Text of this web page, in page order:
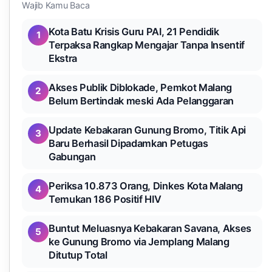
Wajib Kamu Baca
1
Kota Batu Krisis Guru PAI, 21 Pendidik
Terpaksa Rangkap Mengajar Tanpa Insentif
Ekstra
2
Akses Publik Diblokade, Pemkot Malang
Belum Bertindak meski Ada Pelanggaran
3
Update Kebakaran Gunung Bromo, Titik Api
Baru Berhasil Dipadamkan Petugas
Gabungan
4
Periksa 10.873 Orang, Dinkes Kota Malang
Temukan 186 Positif HIV
5
Buntut Meluasnya Kebakaran Savana, Akses
ke Gunung Bromo via Jemplang Malang
Ditutup Total